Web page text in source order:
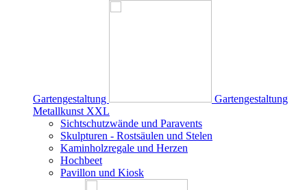
Gartengestaltung
Gartengestaltung
Metallkunst XXL
Sichtschutzwände und Paravents
Skulpturen - Rostsäulen und Stelen
Kaminholzregale und Herzen
Hochbeet
Pavillon und Kiosk